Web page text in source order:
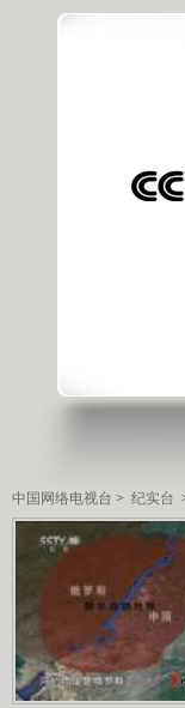
中国网络电视台 > 纪实台